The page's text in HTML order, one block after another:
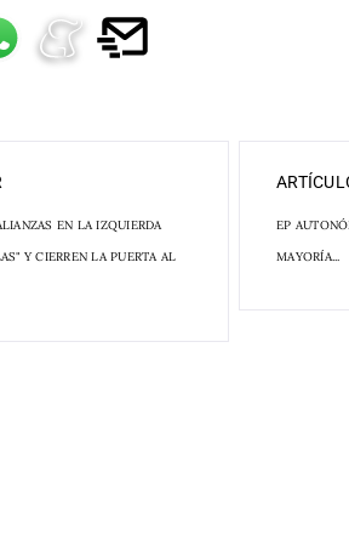
EN LA IZQUIERDA
Y CIERREN LA PUERTA AL
EP
MAYORÍA...